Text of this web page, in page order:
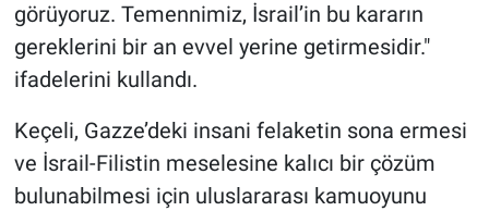
görüyoruz. Temennimiz, İsrail’in bu kararın
gereklerini bir an evvel yerine getirmesidir."
ifadelerini kullandı.
Keçeli, Gazze’deki insani felaketin sona ermesi
ve İsrail-Filistin meselesine kalıcı bir çözüm
bulunabilmesi için uluslararası kamuoyunu